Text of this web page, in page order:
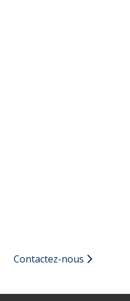
Contactez-nous